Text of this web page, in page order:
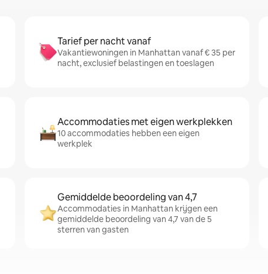
Tarief per nacht vanaf
Vakantiewoningen in Manhattan vanaf € 35 per
nacht, exclusief belastingen en toeslagen
Accommodaties met eigen werkplekken
10 accommodaties hebben een eigen
werkplek
Gemiddelde beoordeling van 4,7
Accommodaties in Manhattan krijgen een
gemiddelde beoordeling van 4,7 van de 5
sterren van gasten